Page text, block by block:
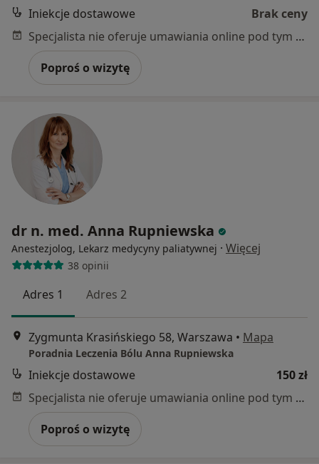
Iniekcje dostawowe
Brak ceny
Specjalista nie oferuje umawiania online pod tym adresem.
Poproś o wizytę
dr n. med. Anna Rupniewska
Anestezjolog, Lekarz medycyny paliatywnej · Więcej
38 opinii
Adres 1 Adres 2
Zygmunta Krasińskiego 58, Warszawa • Mapa
Poradnia Leczenia Bólu Anna Rupniewska
Iniekcje dostawowe
150 zł
Specjalista nie oferuje umawiania online pod tym adresem.
Poproś o wizytę